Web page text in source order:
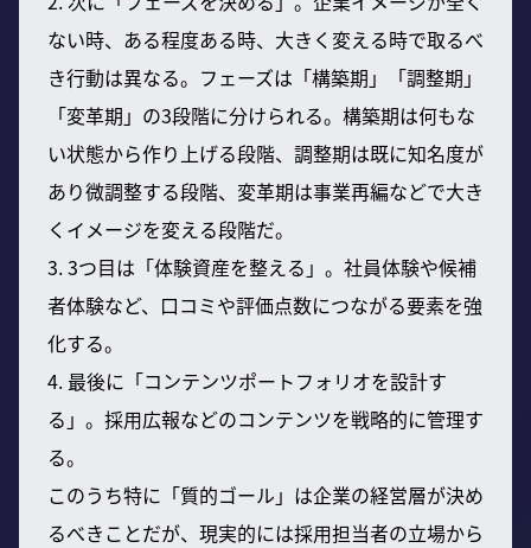
ない時、ある程度ある時、大きく変える時で取るべ
き行動は異なる。フェーズは「構築期」「調整期」
「変革期」の3段階に分けられる。構築期は何もな
い状態から作り上げる段階、調整期は既に知名度が
あり微調整する段階、変革期は事業再編などで大き
くイメージを変える段階だ。
3. 3つ目は「体験資産を整える」。社員体験や候補
者体験など、口コミや評価点数につながる要素を強
化する。
4. 最後に「コンテンツポートフォリオを設計す
る」。採用広報などのコンテンツを戦略的に管理す
る。
このうち特に「質的ゴール」は企業の経営層が決め
るべきことだが、現実的には採用担当者の立場から